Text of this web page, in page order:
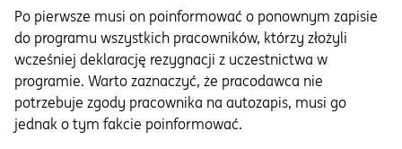
Po pierwsze musi on poinformować o ponownym zapisie
do programu wszystkich pracowników, którzy złożyli
wcześniej deklarację rezygnacji z uczestnictwa w
programie. Warto zaznaczyć, że pracodawca nie
potrzebuje zgody pracownika na autozapis, musi go
jednak o tym fakcie poinformować.